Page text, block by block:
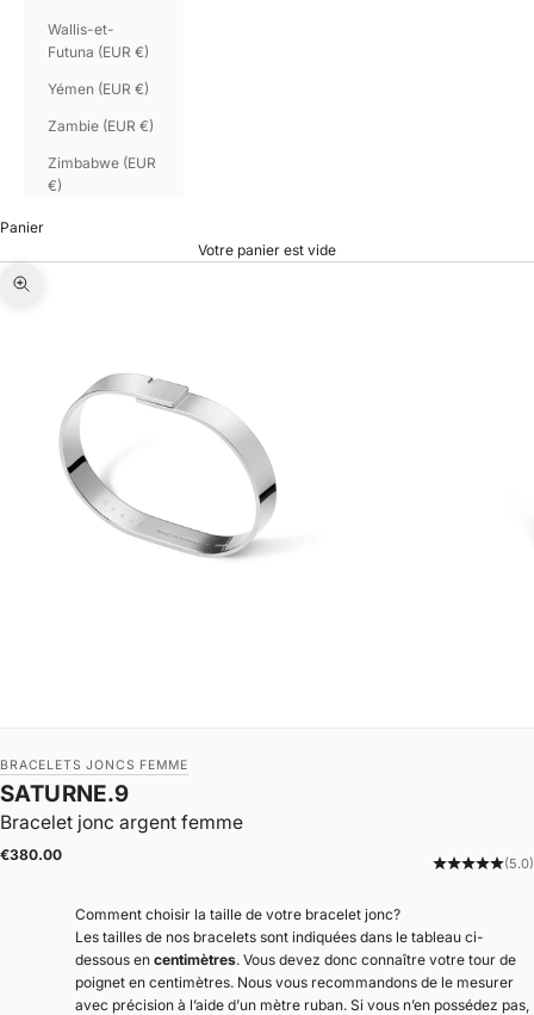
Wallis-et-
Futuna (EUR €)
Yémen (EUR €)
Zambie (EUR €)
Zimbabwe (EUR
€)
Panier
Votre panier est vide
Zoomer sur l'image
BRACELETS JONCS FEMME
Bracelet jonc argent femme
SATURNE.9
Prix de vente
€380.00 (5.0)
Comment choisir la taille de votre bracelet jonc?
Les tailles de nos bracelets sont indiquées dans le tableau ci-
dessous en centimètres. Vous devez donc connaître votre tour de
poignet en centimètres. Nous vous recommandons de le mesurer
avec précision à l’aide d’un mètre ruban. Si vous n’en possédez pas,